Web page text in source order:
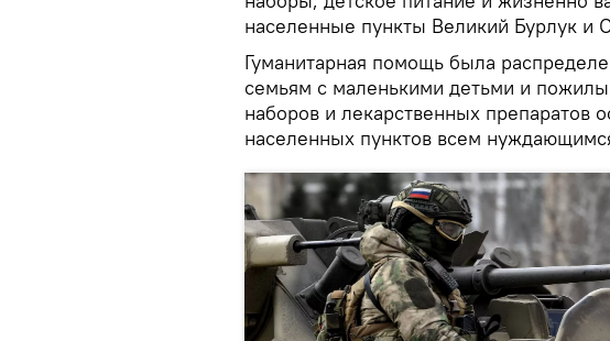
населенные пункты Великий Бурлук и
Гуманитарная помощь была
семьям с маленькими детьми и
наборов и лекарственных препаратов
населенных пунктов всем